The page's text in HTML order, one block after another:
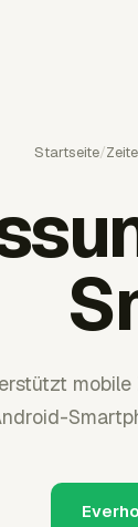
Startseite/